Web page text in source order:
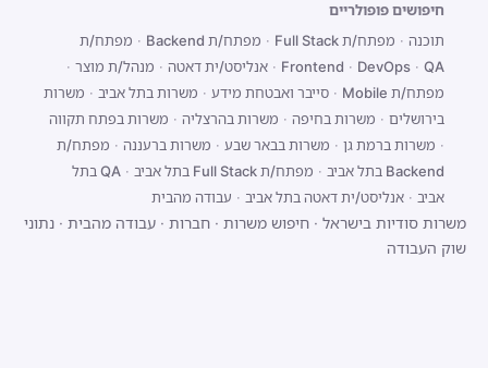
חיפושים פופולריים
תוכנה · מפתח/ת Full Stack · מפתח/ת Backend · מפתח/ת
Frontend · DevOps · QA
· אנליסט/ית דאטה · מנהל/ת מוצר ·
מפתח/ת Mobile
· סייבר ואבטחת מידע · משרות בתל אביב · משרות
בירושלים · משרות בחיפה · משרות בהרצליה · משרות בפתח תקווה
· משרות ברמת גן · משרות בבאר שבע · משרות ברעננה · מפתח/ת
Backend בתל אביב
· מפתח/ת Full Stack בתל אביב ·
QA בתל
אביב · אנליסט/ית דאטה בתל אביב · עבודה מהבית
משרות סודיות בישראל · חיפוש משרות · חברות · עבודה מהבית · נתוני
שוק העבודה